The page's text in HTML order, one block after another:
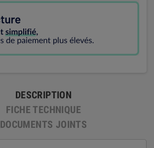
DESCRIPTION
FICHE TECHNIQUE
DOCUMENTS JOINTS